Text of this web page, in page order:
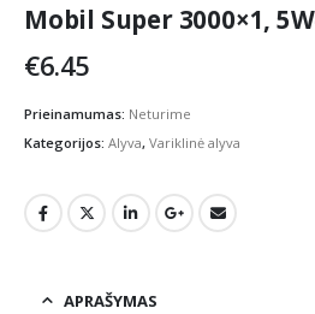
Mobil Super 3000×1,
€6.45
Prieinamumas: Neturime
Kategorijos: Alyva, Variklinė alyva
APRAŠYMAS